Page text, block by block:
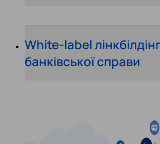
White-label
банківської справи